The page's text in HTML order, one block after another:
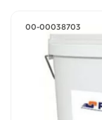
00-00038703